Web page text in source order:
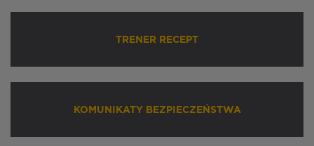
TRENER RECEPT
KOMUNIKATY BEZPIECZEŃSTWA